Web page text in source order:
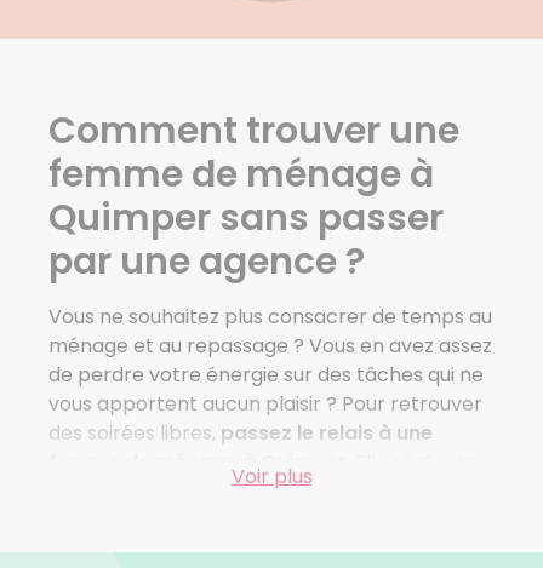
St Jean Trolimon
Rosporden
St Yvi
Tourch
Cast
Chateaulin
Fouesnant
St Evarzec
Guengat
Voir plus de villes
Comment trouver une
femme de ménage à
Quimper sans passer
par une agence ?
Vous ne souhaitez plus consacrer de temps au
ménage et au repassage ? Vous en avez assez
de perdre votre énergie sur des tâches qui ne
vous apportent aucun plaisir ? Pour retrouver
des soirées libres, passez le relais à une
femme de ménage à Quimper
toutes les corvées qui vous empêchent de
Voir plus